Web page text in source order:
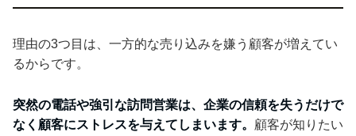
理由の3つ目は、一方的な売り込みを嫌う顧客が増えてい
るからです。
突然の電話や強引な訪問営業は、企業の信頼を失うだけで
なく顧客にストレスを与えてしまいます。 顧客が知りたい